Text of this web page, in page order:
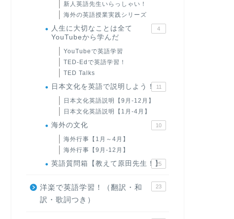
新人英語先生いらっしゃい！
海外の英語授業実践シリーズ
人生に大切なことは全て
YouTubeから学んだ
4
YouTubeで英語学習
TED-Edで英語学習！
TED Talks
日本文化を英語で説明しよう！ 11
日本文化英語説明【9月-12月】
日本文化英語説明【1月-4月】
海外の文化 10
海外行事【1月～4月】
海外行事【9月-12月】
英語質問箱【教えて原田先生！】
25
洋楽で英語学習！（翻訳・和
訳・歌詞つき）
23